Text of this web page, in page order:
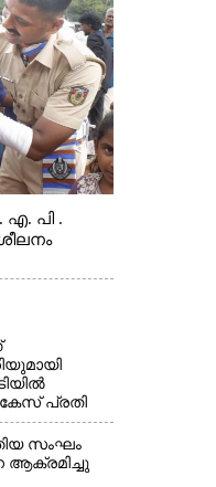
എ. പി .
പ്രതി
സംഘം
ആക്രമിച്ചു